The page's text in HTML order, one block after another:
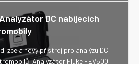
DC nabíjecích
zcela nový přístroj pro analýzu DC
Analyzátor Fluke FEV500